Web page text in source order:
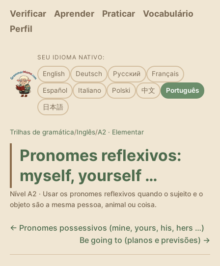
Verificar Aprender Praticar
Vocabulário
Perfil
SEU IDIOMA NATIVO:
English Deutsch Русский Français
Español Italiano Polski 中文 Português
日本語
Trilhas de gramática/Inglês/A2 · Elementar
Pronomes reflexivos:
myself, yourself …
Nível A2 · Usar os pronomes reflexivos quando o sujeito e o
objeto são a mesma pessoa, animal ou coisa.
← Pronomes possessivos (mine, yours, his, hers …)
Be going to (planos e previsões) →